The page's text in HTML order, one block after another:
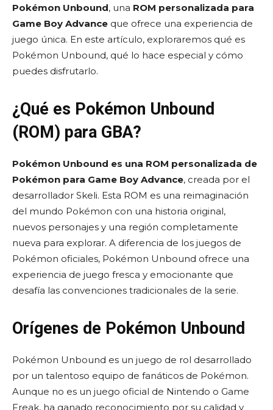
Pokémon Unbound, una ROM personalizada para
Game Boy Advance que ofrece una experiencia de
juego única. En este artículo, exploraremos qué es
Pokémon Unbound, qué lo hace especial y cómo
puedes disfrutarlo.
¿Qué es Pokémon Unbound
(ROM) para GBA?
Pokémon Unbound es una ROM personalizada de
Pokémon para Game Boy Advance, creada por el
desarrollador Skeli. Esta ROM es una reimaginación
del mundo Pokémon con una historia original,
nuevos personajes y una región completamente
nueva para explorar. A diferencia de los juegos de
Pokémon oficiales, Pokémon Unbound ofrece una
experiencia de juego fresca y emocionante que
desafía las convenciones tradicionales de la serie.
Orígenes de Pokémon Unbound
Pokémon Unbound es un juego de rol desarrollado
por un talentoso equipo de fanáticos de Pokémon.
Aunque no es un juego oficial de Nintendo o Game
Freak, ha ganado reconocimiento por su calidad y